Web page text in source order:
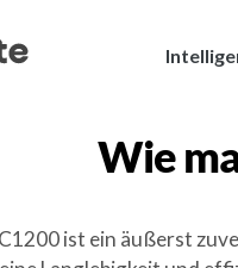
Wie
ist ein äußerst